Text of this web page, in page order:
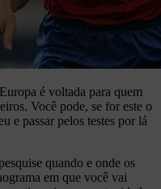
é voltada para quem
Você pode, se for este o
e passar pelos testes por lá
quando e onde os
em que você vai